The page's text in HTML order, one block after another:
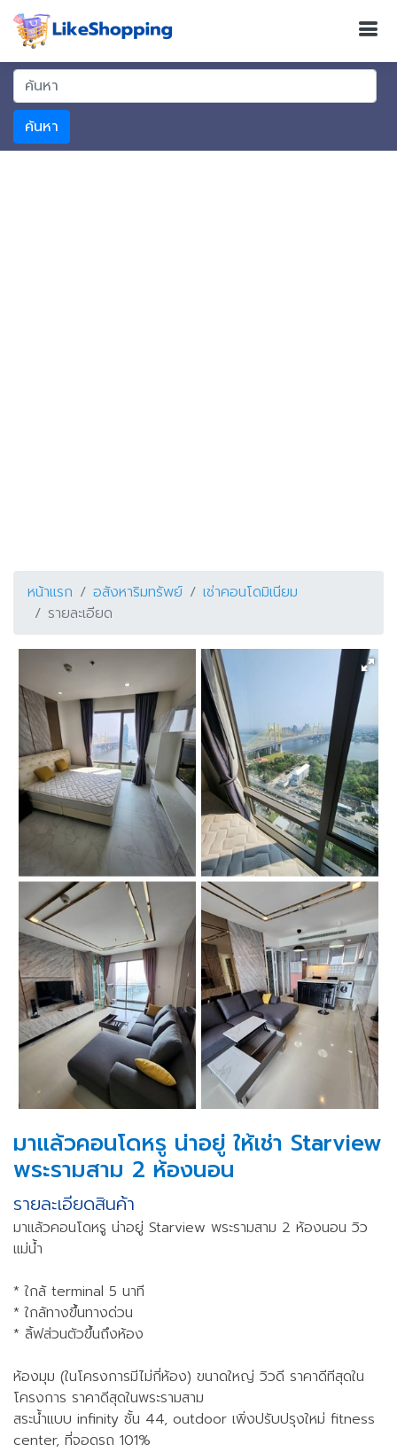
ค้นหา
หน้าแรก อสังหาริมทรัพย์
เช่าคอนโดมิเนียม
รายละเอียด
มาแล้วคอนโดหรู น่าอยู่ ให้เช่า Starview
พระรามสาม 2 ห้องนอน
รายละเอียดสินค้า
มาแล้วคอนโดหรู น่าอยู่ Starview พระรามสาม 2 ห้องนอน วิว
แม่น้ำ
* ใกล้ terminal 5 นาที
* ใกล้ทางขึ้นทางด่วน
* ลิ้ฟส่วนตัวขึ้นถึงห้อง
ห้องมุม (ในโครงการมีไม่กี่ห้อง) ขนาดใหญ่ วิวดี ราคาดีทีสุดใน
โครงการ ราคาดีสุดในพระรามสาม
สระน้ำแบบ infinity ชั้น 44, outdoor เพิ่งปรับปรุงใหม่ fitness
center, ที่จอดรถ 101%